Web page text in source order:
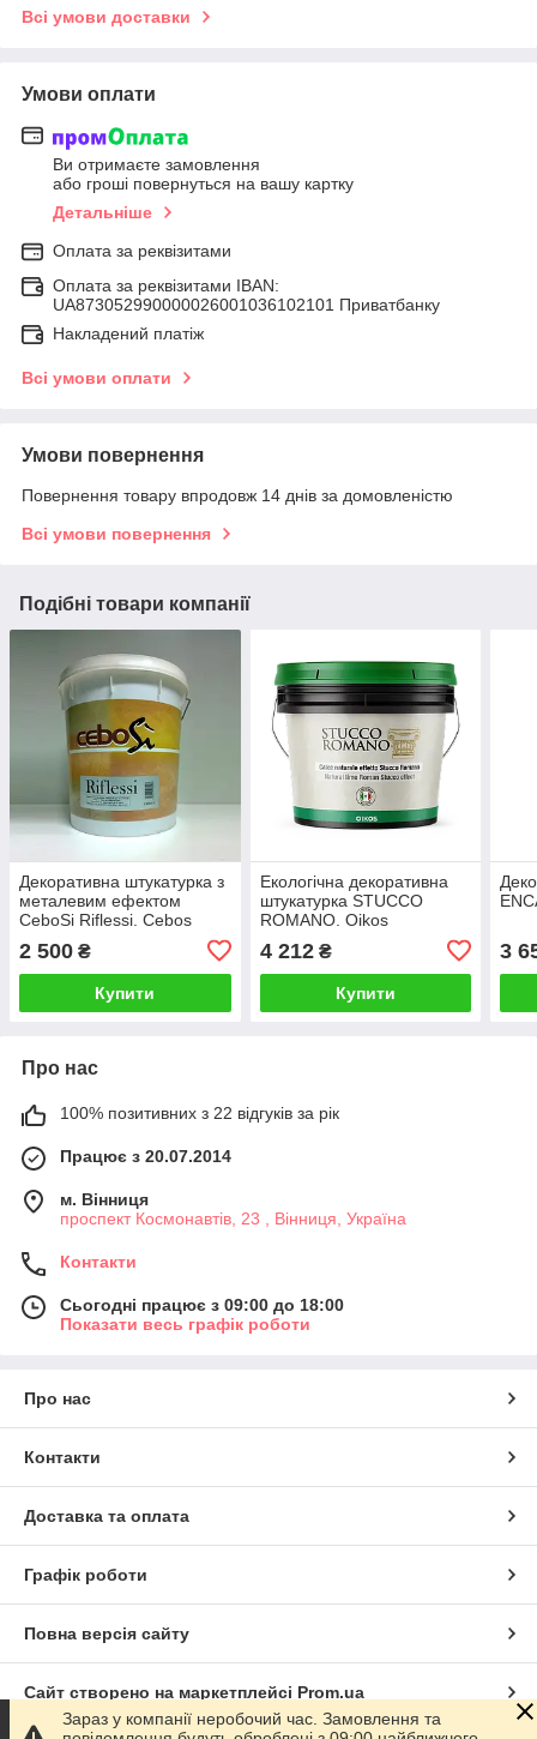
Всі умови доставки
Умови оплати
Ви отримаєте замовлення
або гроші повернуться на вашу картку
Детальніше
Оплата за реквізитами
Оплата за реквізитами IBAN:
UA873052990000026001036102101 Приватбанку
Накладений платіж
Всі умови оплати
Умови повернення
Повернення товару впродовж 14 днів за домовленістю
Всі умови повернення
Подібні товари компанії
Декоративна штукатурка з
металевим ефектом
CeboSi Riflessi. Cebos
2 500 ₴
Купити
Екологічна декоративна
штукатурка STUCCO
ROMANO. Oikos
4 212₴
Купити
3
Про нас
100% позитивних з 22 відгуків за рік
Працює з 20.07.2014
м. Вінниця
проспект Космонавтів, 23 , Вінниця, Україна
Контакти
Сьогодні працює з 09:00 до 18:00
Показати весь графік роботи
Про нас
Контакти
Доставка та оплата
Графік роботи
Повна версія сайту
Сайт створено на маркетплейсі Prom.ua
Зараз у компанії неробочий час. Замовлення та